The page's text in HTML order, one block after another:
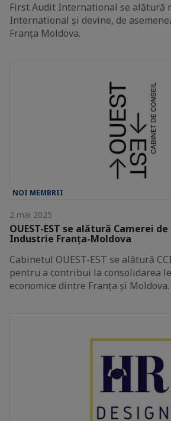
First Audit International se alătură
International și devine, de
Franța Moldova.
NOI MEMBRII
2 mai 2025
OUEST-EST se alătură Camerei
Industrie Franța-Moldova
Cabinetul OUEST-EST se alătură
pentru a contribui la consolidarea
economice dintre Franța și Moldova.